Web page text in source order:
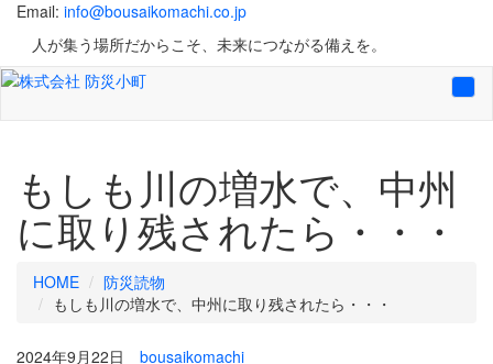
Email: info@bousaikomachi.co.jp
人が集う場所だからこそ、未来につながる備えを。
もしも川の増水で、中州
に取り残されたら・・・
HOME
防災読物
もしも川の増水で、中州に取り残されたら・・・
2024年9月22日
bousaikomachi